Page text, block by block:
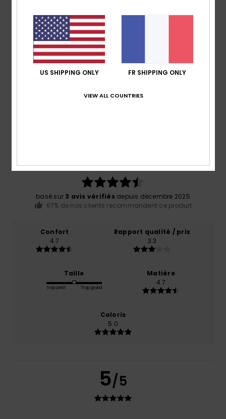
Traçabilité du produit (Loi Agec)
Livraison & Retours
4.7/5
basé sur 3 avis vérifiésdepuis décembre 2025
67% de nos clients recommandent ce produit
Confort
4.7
Rapport qualité / prix
3.3
Taille
Trop petit Trop grand
Matière
4.7
Coloris
5.0
5/5
US SHIPPING ONLY FR SHIPPING ONLY
VIEW ALL COUNTRIES